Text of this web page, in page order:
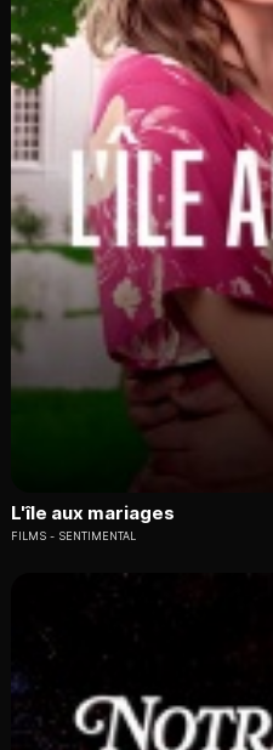
L'île aux mariages
FILMS SENTIMENTAL